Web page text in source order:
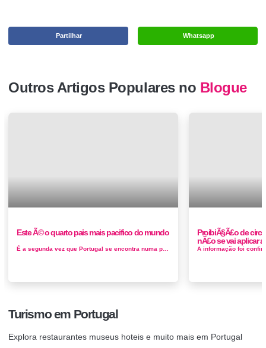
Whatsapp
Partilhar
Outros Artigos Populares no Blogue
Este Ã© o quarto pais mais pacifico do mundo
É a segunda vez que Portugal se encontra numa posição tão destacada do ranking. Nos últimos cinco anos, Portugal su...
ProibiÃ§Ã£o de
nÃ£o se vai aplicar
Turismo em Portugal
Explora restaurantes museus hoteis e muito mais em Portugal